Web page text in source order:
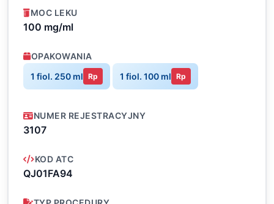
MOC LEKU
100 mg/ml
OPAKOWANIA
1 fiol. 250 ml Rp 1 fiol. 100 ml Rp
NUMER REJESTRACYJNY
3107
KOD ATC
QJ01FA94